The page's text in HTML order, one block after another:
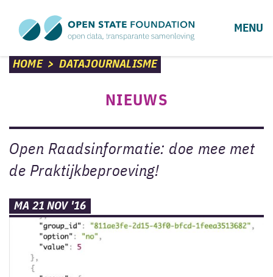
MENU
HOME> DATAJOURNALISME
NIEUWS
Open Raadsinformatie: doe mee met
de Praktijkbeproeving!
MA 21 NOV '16